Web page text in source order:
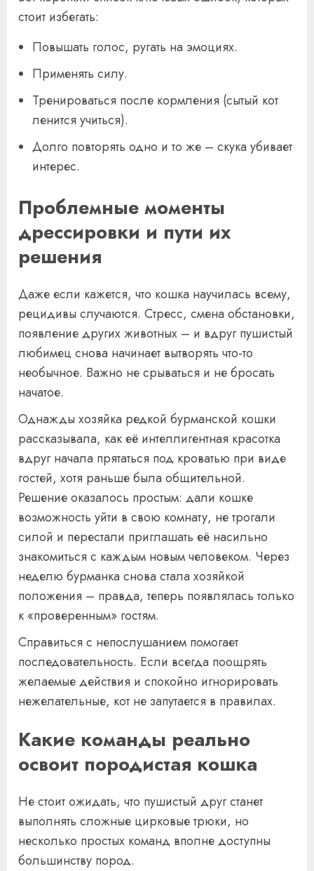
стоит избегать:
Повышать голос, ругать на эмоциях.
Применять силу.
Тренироваться после кормления (сытый кот
ленится учиться).
Долго повторять одно и то же – скука убивает
интерес.
Проблемные моменты
дрессировки и пути их
решения
Даже если кажется, что кошка научилась всему,
рецидивы случаются. Стресс, смена обстановки,
появление других животных – и вдруг пушистый
любимец снова начинает вытворять что-то
необычное. Важно не срываться и не бросать
начатое.
Однажды хозяйка редкой бурманской кошки
рассказывала, как её интеллигентная красотка
вдруг начала прятаться под кроватью при виде
гостей, хотя раньше была общительной.
Решение оказалось простым: дали кошке
возможность уйти в свою комнату, не трогали
силой и перестали приглашать её насильно
знакомиться с каждым новым человеком. Через
неделю бурманка снова стала хозяйкой
положения – правда, теперь появлялась только
к «проверенным» гостям.
Справиться с непослушанием помогает
последовательность. Если всегда поощрять
желаемые действия и спокойно игнорировать
нежелательные, кот не запутается в правилах.
Какие команды реально
освоит породистая кошка
Не стоит ожидать, что пушистый друг станет
выполнять сложные цирковые трюки, но
несколько простых команд вполне доступны
большинству пород.